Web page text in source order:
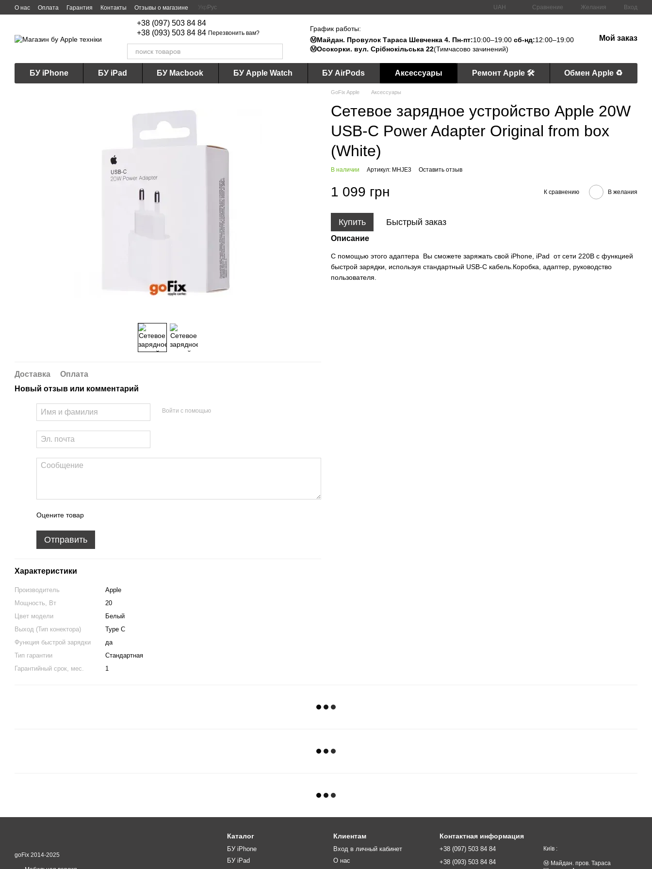
Перейти к основному контенту
О нас Оплата Гарантия Контакты Отзывы о магазине Укр Рус UAH Сравнение Желания Вход
+38 (097) 503 84 84
+38 (093) 503 84 84 Перезвонить вам?
График работы:
Ⓜ️Майдан. Провулок Тараса Шевченка 4. Пн-пт:10:00–19:00сб-нд:12:00–19:00
Ⓜ️Осокорки. вул. Срібнокільська 22(Тимчасово зачинений)
Мой заказ
БУ iPhone БУ iPad БУ Macbook БУ Apple Watch БУ AirPods Аксессуары Ремонт Apple 🛠 Обмен Apple ♻️
Доставка
Оплата
Новый отзыв или комментарий
Войти с помощью
Оцените товар
Отправить
Характеристики
Производитель
Apple
Мощность, Вт
20
Цвет модели
Белый
Выход (Тип конектора)
Type С
Функция быстрой зарядки
да
Тип гарантии
Стандартная
Гарантийный срок, мес.
1
GoFix Apple Аксессуары
Сетевое зарядное устройство Apple 20W
USB-C Power Adapter Original from box
(White)
В наличии Артикул: MHJE3 Оставить отзыв
1 099 грн К сравнению В желания
Купить Быстрый заказ
Описание
С помощью этого адаптера Вы сможете заряжать свой iPhone, iPad от сети 220В с функцией
быстрой зарядки, используя стандартный USB-C кабель.Коробка, адаптер, руководство
пользователя.
goFix 2014-2025
Каталог
БУ iPhone
БУ iPad
Клиентам
Вход в личный кабинет
О нас
Контактная информация
+38 (097) 503 84 84
+38 (093) 503 84 84
Київ :
Ⓜ️ Майдан. пров. Тараса